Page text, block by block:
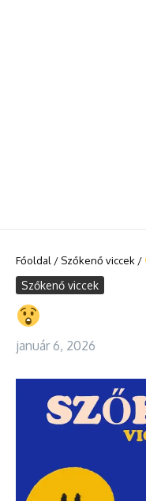
Főoldal / Szőkenő viccek /
Szőkenő viccek
január 6, 2026